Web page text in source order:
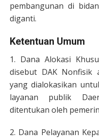
pembangunan di
diganti.
Ketentuan Umum
1. Dana Alokasi
disebut DAK Nonfisik
yang dialokasikan
layanan publik
ditentukan oleh
2. Dana Pelayanan